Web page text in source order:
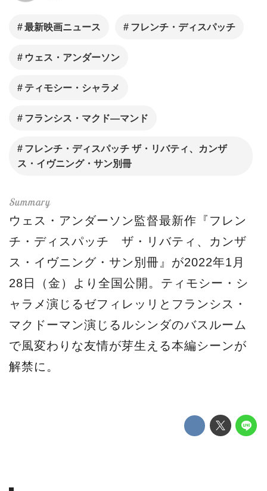
最新映画ニュース フレンチ・ディスパッチ
ウェス・アンダーソン
ティモシー・シャラメ
フランシス・マクド―マンド
フレンチ・ディスパッチ ザ・リバティ、カンザ
ス・イヴニング・サン別冊
ウェス・アンダーソン監督最新作『フレン
チ・ディスパッチ ザ・リバティ、カンザ
ス・イヴニング・サン別冊』が2022年1月
28日（金）より全国公開。ティモシー・シ
ャラメ演じるゼフィレッリとフランシス・
マクドーマン演じるルシンダのバスルーム
で風変わりな友情が芽生える本編シーンが
解禁に。